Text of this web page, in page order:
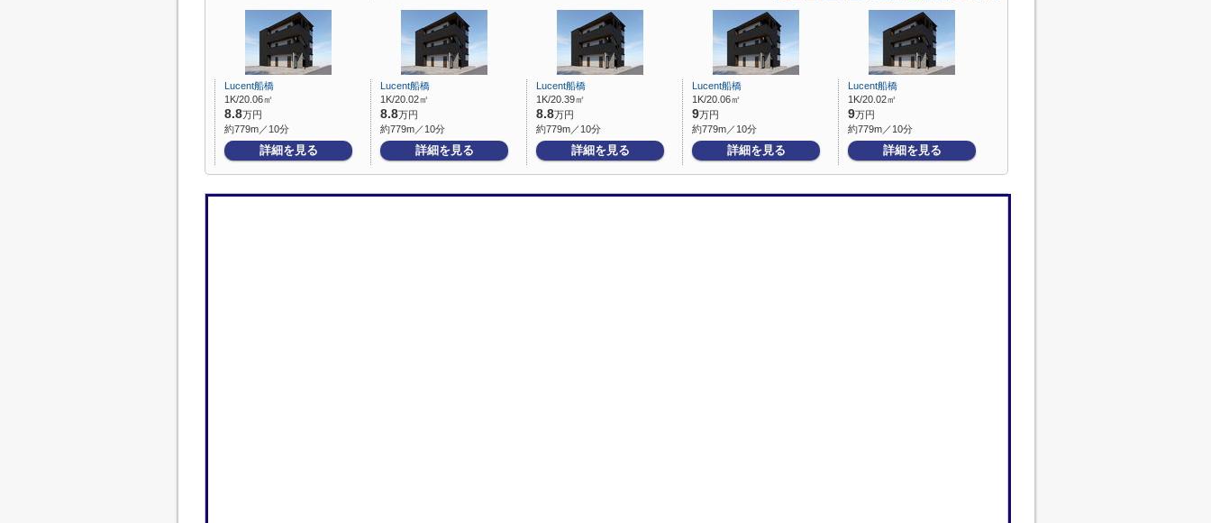
Lucent船橋
1K/20.06㎡
8.8万円
約779m／10分
詳細を見る
Lucent船橋
1K/20.02㎡
8.8万円
約779m／10分
詳細を見る
Lucent船橋
1K/20.39㎡
8.8万円
約779m／10分
詳細を見る
Lucent船橋
1K/20.06㎡
9万円
約779m／10分
詳細を見る
Lucent船橋
1K/20.02㎡
9万円
約779m／10分
詳細を見る